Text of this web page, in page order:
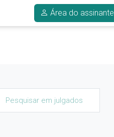
Área do assinante